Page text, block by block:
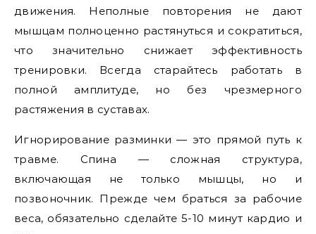
движения. Неполные повторения не дают
мышцам полноценно растянуться и сократиться,
что значительно снижает эффективность
тренировки. Всегда старайтесь работать в
полной амплитуде, но без чрезмерного
растяжения в суставах.
Игнорирование разминки — это прямой путь к
травме. Спина — сложная структура,
включающая не только мышцы, но и
позвоночник. Прежде чем браться за рабочие
веса, обязательно сделайте 5-10 минут кардио и